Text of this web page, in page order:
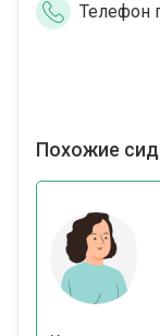
Телефон
Похожие